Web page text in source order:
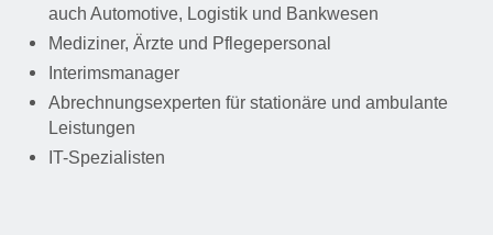
auch Automotive, Logistik und Bankwesen
Mediziner, Ärzte und Pflegepersonal
Interimsmanager
Abrechnungsexperten für stationäre und ambulante
Leistungen
IT-Spezialisten